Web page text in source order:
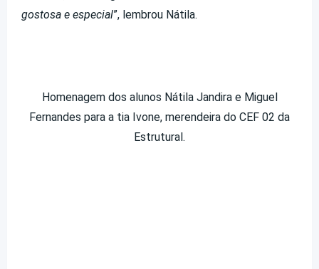
gostosa e especial”, lembrou Nátila.
Homenagem dos alunos Nátila Jandira e Miguel
Fernandes para a tia Ivone, merendeira do CEF 02 da
Estrutural.